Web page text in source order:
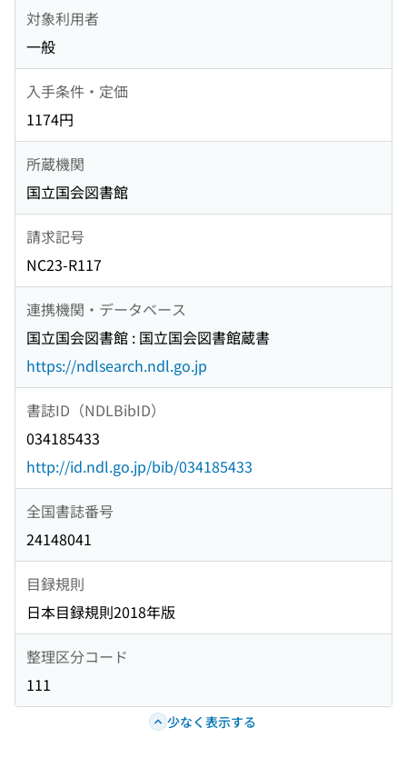
対象利用者
一般
入手条件・定価
1174円
所蔵機関
国立国会図書館
請求記号
NC23-R117
連携機関・データベース
国立国会図書館 : 国立国会図書館蔵書
https://ndlsearch.ndl.go.jp
書誌ID（NDLBibID）
034185433
http://id.ndl.go.jp/bib/034185433
全国書誌番号
24148041
目録規則
日本目録規則2018年版
整理区分コード
111
少なく表示する